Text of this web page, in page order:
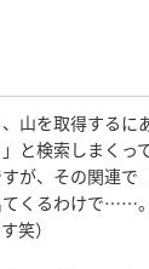
山を取得するに
と検索しまくっ
が、その関連で
てくるわけで……
笑）